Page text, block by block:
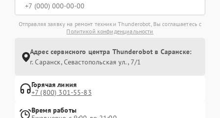
Отправляя заявку на ремонт техники Thunderobot, Вы соглашаетесь с
Политикой конфиденциальности
Адрес сервисного центра Thunderobot в Саранске:
г. Саранск, Севастопольская ул., 7/1
Горячая линия
+7 (800) 301-55-83
Время работы